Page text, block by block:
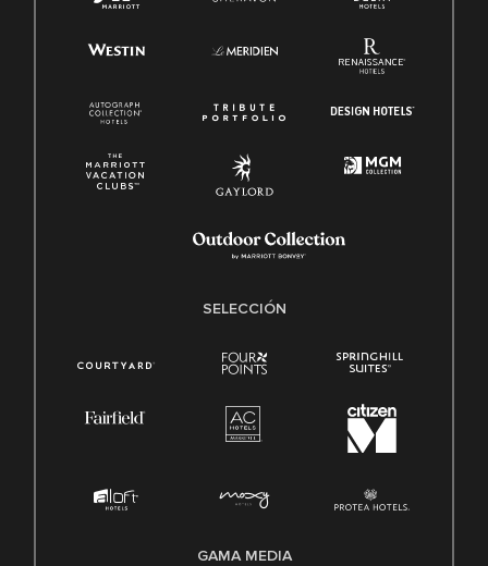
SELECCIÓN
GAMA MEDIA